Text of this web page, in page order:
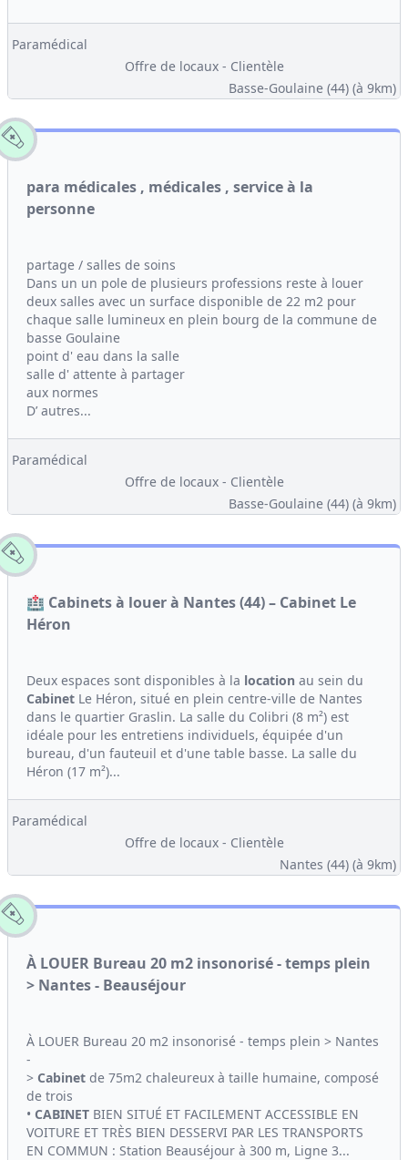
Paramédical
Offre de locaux - Clientèle
Basse-Goulaine (44) (à 9km)
para médicales , médicales , service à la
personne
partage / salles de soins
Dans un un pole de plusieurs professions reste à louer
deux salles avec un surface disponible de 22 m2 pour
chaque salle lumineux en plein bourg de la commune de
basse Goulaine
point d' eau dans la salle
salle d' attente à partager
aux normes
D’ autres...
Paramédical
Offre de locaux - Clientèle
Basse-Goulaine (44) (à 9km)
🏥 Cabinets à louer à Nantes (44) – Cabinet Le
Héron
Deux espaces sont disponibles à la location au sein du
Cabinet Le Héron, situé en plein centre-ville de Nantes
dans le quartier Graslin. La salle du Colibri (8 m²) est
idéale pour les entretiens individuels, équipée d'un
bureau, d'un fauteuil et d'une table basse. La salle du
Héron (17 m²)...
Paramédical
Offre de locaux - Clientèle
Nantes (44) (à 9km)
À LOUER Bureau 20 m2 insonorisé - temps plein
> Nantes - Beauséjour
À LOUER Bureau 20 m2 insonorisé - temps plein > Nantes
-
> Cabinet de 75m2 chaleureux à taille humaine, composé
de trois
• CABINET BIEN SITUÉ ET FACILEMENT ACCESSIBLE EN
VOITURE ET TRÈS BIEN DESSERVI PAR LES TRANSPORTS
EN COMMUN : Station Beauséjour à 300 m, Ligne 3...